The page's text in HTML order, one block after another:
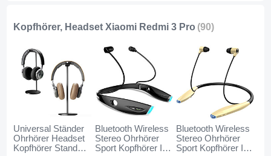
Kopfhörer, Headset Xiaomi Redmi 3 Pro (90)
Universal Ständer
Ohrhörer Headset
Kopfhörer Stand
Bluetooth Wireless
Stereo Ohrhörer
Sport Kopfhörer In
Bluetooth Wireless
Stereo Ohrhörer
Sport Kopfhörer In